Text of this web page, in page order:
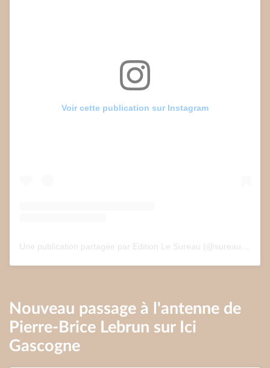
Voir cette publication sur Instagram
Nouveau passage à l'antenne de
Pierre-Brice Lebrun sur Ici
Gascogne